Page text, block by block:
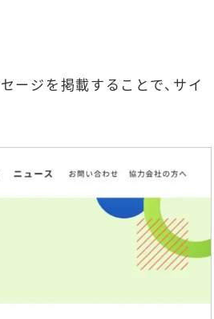
ージを掲載することで、サイ